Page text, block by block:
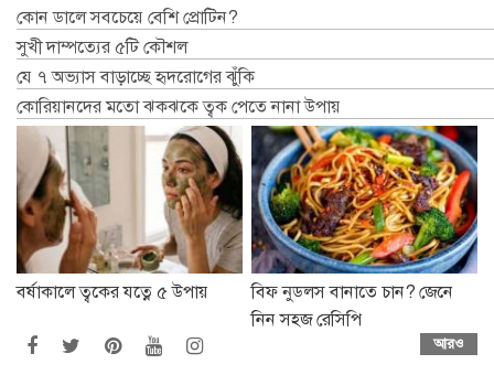
কোন ডালে সবচেয়ে বেশি প্রোটিন?
সুখী দাম্পত্যের ৫টি কৌশল
যে ৭ অভ্যাস বাড়াচ্ছে হৃদরোগের ঝুঁকি
কোরিয়ানদের মতো ঝকঝকে ত্বক পেতে নানা উপায়
বর্ষাকালে ত্বকের যত্নে ৫ উপায়
বিফ নুডলস বানাতে চান? জেনে
নিন সহজ রেসিপি
আরও